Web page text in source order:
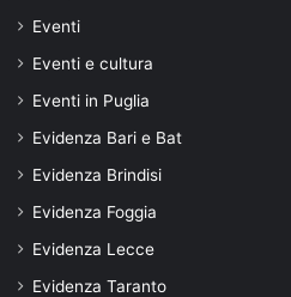
Eventi
Eventi e cultura
Eventi in Puglia
Evidenza Bari e Bat
Evidenza Brindisi
Evidenza Foggia
Evidenza Lecce
Evidenza Taranto